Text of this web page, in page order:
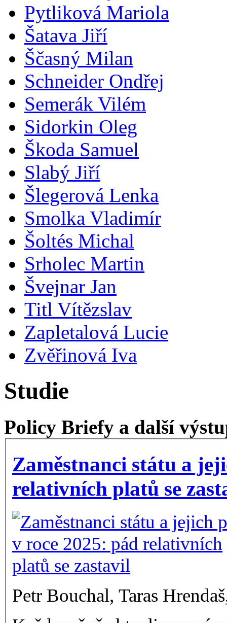
Pytliková Mariola
Šatava Jiří
Ščasný Milan
Schneider Ondřej
Semerák Vilém
Sidorkin Oleg
Škoda Samuel
Slabý Jiří
Šlegerová Lenka
Smolka Vladimír
Šoltés Michal
Srholec Martin
Švejnar Jan
Titl Vítězslav
Zapletalová Lucie
Zvěřinová Iva
Studie
Policy Briefy a další
Zaměstnanci státu a
relativních platů se
Petr Bouchal, Taras